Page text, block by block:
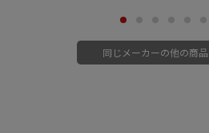
同じメーカーの他の商